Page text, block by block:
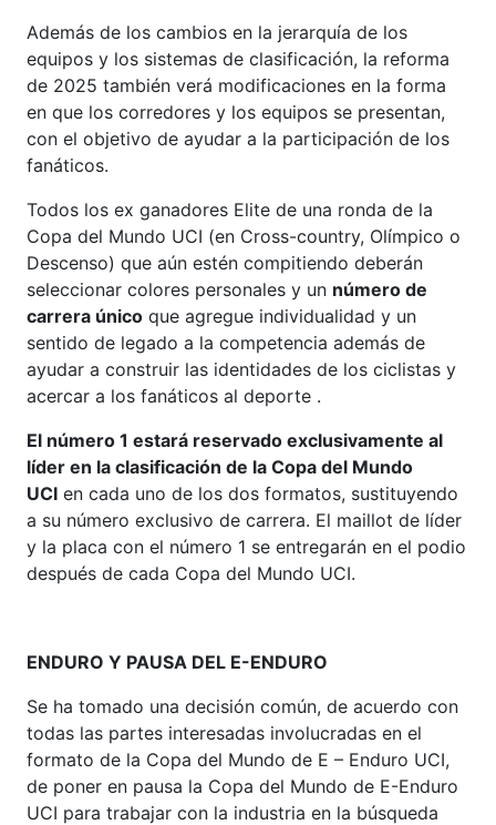
Además de los cambios en la jerarquía de los
equipos y los sistemas de clasificación, la reforma
de 2025 también verá modificaciones en la forma
en que los corredores y los equipos se presentan,
con el objetivo de ayudar a la participación de los
fanáticos.
Todos los ex ganadores Elite de una ronda de la
Copa del Mundo UCI (en Cross-country, Olímpico o
Descenso) que aún estén compitiendo deberán
seleccionar colores personales y un número de
carrera único que agregue individualidad y un
sentido de legado a la competencia además de
ayudar a construir las identidades de los ciclistas y
acercar a los fanáticos al deporte .
El número 1 estará reservado exclusivamente al
líder en la clasificación de la Copa del Mundo
UCI en cada uno de los dos formatos, sustituyendo
a su número exclusivo de carrera. El maillot de líder
y la placa con el número 1 se entregarán en el podio
después de cada Copa del Mundo UCI.
ENDURO Y PAUSA DEL E-ENDURO
Se ha tomado una decisión común, de acuerdo con
todas las partes interesadas involucradas en el
formato de la Copa del Mundo de E – Enduro UCI,
de poner en pausa la Copa del Mundo de E-Enduro
UCI para trabajar con la industria en la búsqueda